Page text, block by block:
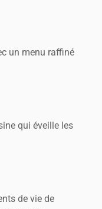
un menu raffiné
qui éveille les
de vie de